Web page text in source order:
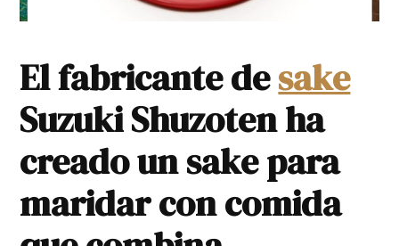
El fabricante desake
Suzuki Shuzoten ha
creado un sake para
maridar con comida